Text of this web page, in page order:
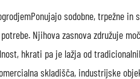
Ponujajo sodobne, trpežne
Njihova zasnova združuje
hkrati pa je lažja od
skladišča, industrijske